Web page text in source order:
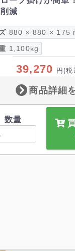
削減
880 × 880 × 175
1,100kg
39,270 円(税
商品詳細
数量